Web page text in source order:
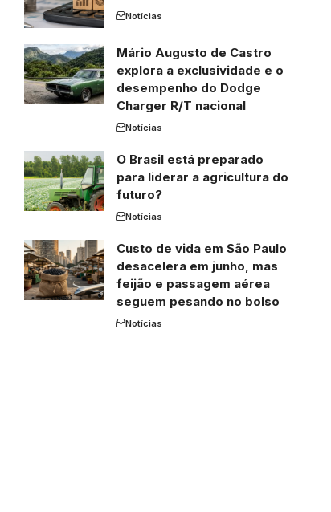
Notícias
Mário Augusto de Castro
explora a exclusividade e o
desempenho do Dodge
Charger R/T nacional
Notícias
O Brasil está preparado
para liderar a agricultura do
futuro?
Notícias
Custo de vida em São Paulo
desacelera em junho, mas
feijão e passagem aérea
seguem pesando no bolso
Notícias